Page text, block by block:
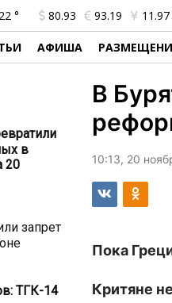
22 ° 80.93 93.19 11.97
АФИША
в
20
запрет
ТГК-14
В
10:13, 20
Пока
Критяне